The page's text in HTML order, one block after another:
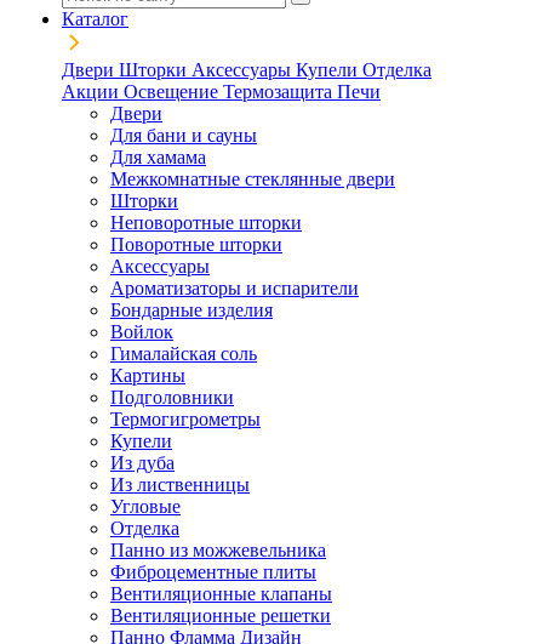
Каталог
Двери Шторки Аксессуары Купели Отделка
Акции Освещение Термозащита Печи
Двери
Для бани и сауны
Для хамама
Межкомнатные стеклянные двери
Шторки
Неповоротные шторки
Поворотные шторки
Аксессуары
Ароматизаторы и испарители
Бондарные изделия
Войлок
Гималайская соль
Картины
Подголовники
Термогигрометры
Купели
Из дуба
Из лиственницы
Угловые
Отделка
Панно из можжевельника
Фиброцементные плиты
Вентиляционные клапаны
Вентиляционные решетки
Панно Фламма Дизайн